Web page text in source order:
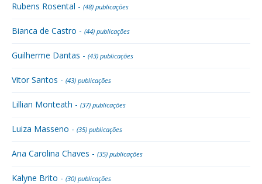
Rubens Rosental - (48) publicações
Bianca de Castro - (44) publicações
Guilherme Dantas - (43) publicações
Vitor Santos - (43) publicações
Lillian Monteath - (37) publicações
Luiza Masseno - (35) publicações
Ana Carolina Chaves - (35) publicações
Kalyne Brito - (30) publicações